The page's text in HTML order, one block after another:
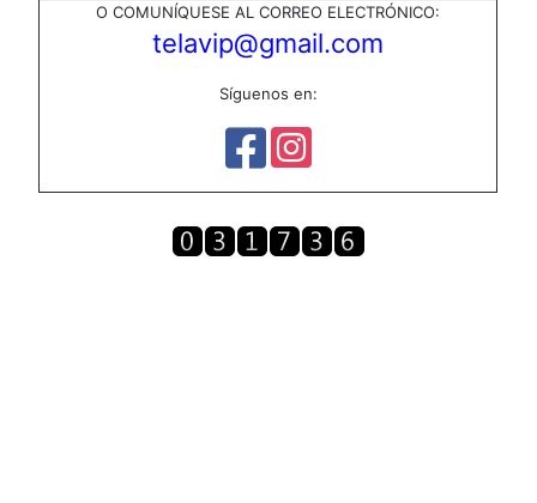
O COMUNÍQUESE AL CORREO ELECTRÓNICO:
telavip@gmail.com
Síguenos en: